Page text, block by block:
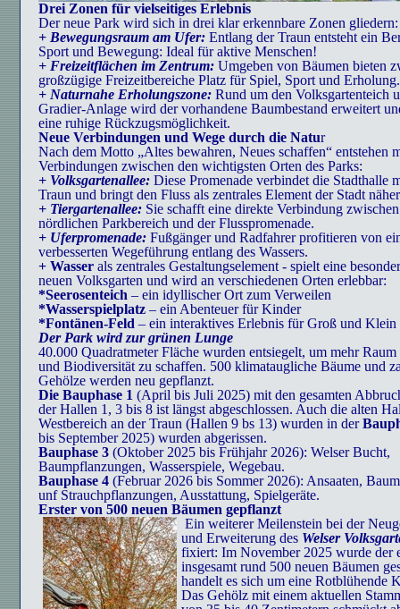
Drei Zonen für vielseitiges Erlebnis
Der neue Park wird sich in drei klar erkennbare Zonen gliedern:
+ Bewegungsraum am Ufer: Entlang der Traun entsteht ein
Sport und Bewegung: Ideal für aktive Menschen!
+ Freizeitflächen im Zentrum: Umgeben von Bäumen bieten
großzügige Freizeitbereiche Platz für Spiel, Sport und Erholung.
+ Naturnahe Erholungszone: Rund um den Volksgartenteich
Gradier-Anlage wird der vorhandene Baumbestand erweitert
eine ruhige Rückzugsmöglichkeit.
Neue Verbindungen und Wege durch die Natur
Nach dem Motto „Altes bewahren, Neues schaffen“ entstehen
Verbindungen zwischen den wichtigsten Orten des Parks:
+ Volksgartenallee: Diese Promenade verbindet die Stadthalle
Traun und bringt den Fluss als zentrales Element der Stadt
+ Tiergartenallee: Sie schafft eine direkte Verbindung
nördlichen Parkbereich und der Flusspromenade.
+ Uferpromenade: Fußgänger und Radfahrer profitieren von
verbesserten Wegeführung entlang des Wassers.
+ Wasser als zentrales Gestaltungselement - spielt eine
neuen Volksgarten und wird an verschiedenen Orten erlebbar:
*Seerosenteich – ein idyllischer Ort zum Verweilen
*Wasserspielplatz – ein Abenteuer für Kinder
*Fontänen-Feld – ein interaktives Erlebnis für Groß und Klein
Der Park wird zur grünen Lunge
40.000 Quadratmeter Fläche wurden entsiegelt, um mehr
und Biodiversität zu schaffen. 500 klimataugliche Bäume und
Gehölze werden neu gepflanzt.
Die Bauphase 1 (April bis Juli 2025) mit den gesamten
der Hallen 1, 3 bis 8 ist längst abgeschlossen. Auch die alten
Westbereich an der Traun (Hallen 9 bs 13) wurden in der
bis September 2025) wurden abgerissen.
Bauphase 3 (Oktober 2025 bis Frühjahr 2026): Welser Bucht,
Baumpflanzungen, Wasserspiele, Wegebau.
Bauphase 4 (Februar 2026 bis Sommer 2026): Ansaaten,
unf Strauchpflanzungen, Ausstattung, Spielgeräte.
Erster von 500 neuen Bäumen gepflanzt
Ein weiterer Meilenstein bei der
und Erweiterung des Welser
fixiert: Im November 2025 wurde der
insgesamt rund 500 neuen Bäumen
handelt es sich um eine Rotblühende
Das Gehölz mit einem aktuellen